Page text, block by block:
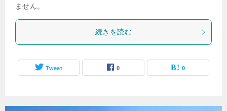
ません。
続きを読む
Tweet 0 0